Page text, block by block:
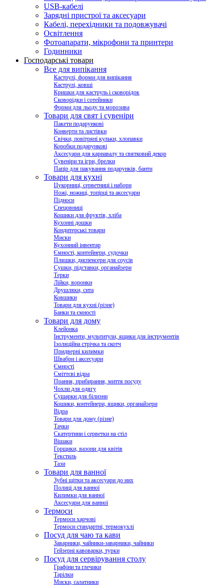
USB-кабелі
Зарядні пристрої та аксесуари
Кабелі, перехідники та подовжувачі
Освітлення
Фотоапарати, мікрофони та принтери
Годинники
Господарські товари
Все для випікання
Каструлі, форми для випікання
Каструлі, ковші
Кришки для каструль і сковорідок
Сковорідки і сотейники
Форми для льоду та морозива
Товари для свят і сувеніри
Пакети подарункові
Конверти та листівки
Свічки, повітряні кульки, хлопавки
Коробки подарункові
Аксесуари для карнавалу та святковий декор
Сувеніри та ігри, брелки
Папір для пакування подарунків, банти
Товари для кухні
Цукорниці, серветниці і набори
Ножі, ножиці, топірці та аксесуари
Підноси
Спецовниці
Кошики для фруктів, хліба
Кухонні дошки
Кондитерські товари
Миски
Кухонний інвентар
Ємності, контейнери, судочки
Пляшки, диспенсери для соусів
Сушки, підставки, органайзери
Терки
Лійки, воронки
Друшляки, сита
Ковшики
Товари для кухні (різне)
Банки та ємності
Товари для дому
Клейонка
Інструменти, мультитули, ящики для інструментів
Ізоляційна стрічка та скотч
Придверні килимки
Швабри і аксесуари
Ємності
Сміттєві відра
Прання, прибирання, миття посуду
Чохли для одягу
Сушарки для білизни
Кошики, контейнери, ящики, органайзери
Відра
Товари для дому (різне)
Тачки
Скатертини і серветки на стіл
Вішаки
Горщики, вазони для квітів
Текстиль
Тази
Товари для ванної
Зубні щітки та аксесуари до них
Полиці для ванної
Килимки для ванної
Аксесуари для ванної
Термоси
Термоси харчові
Термоси стандартні, термокухлі
Посуд для чаю та кави
Заварники, чайники-заварники, чайники
Гейзерні кавоварки, турки
Посуд для сервірування столу
Графіни та глечики
Тарілки
Миски, салатники